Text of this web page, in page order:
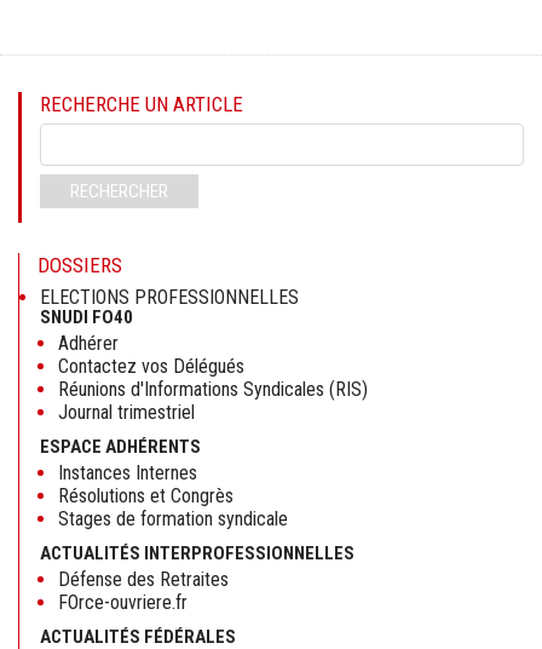
RECHERCHE UN ARTICLE
clés
RECHERCHER
DOSSIERS
ELECTIONS PROFESSIONNELLES
SNUDI FO40
Adhérer
Contactez vos Délégués
Réunions d'Informations Syndicales (RIS)
Journal trimestriel
ESPACE ADHÉRENTS
Instances Internes
Résolutions et Congrès
Stages de formation syndicale
ACTUALITÉS INTERPROFESSIONNELLES
Défense des Retraites
FOrce-ouvriere.fr
ACTUALITÉS FÉDÉRALES